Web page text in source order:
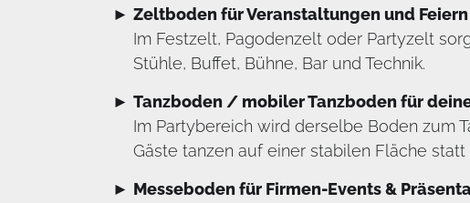
Zeltboden für Veranstaltungen und Feiern
Im Festzelt, Pagodenzelt oder Partyzelt
Stühle, Buffet, Bühne, Bar und Technik.
Tanzboden / mobiler Tanzboden für
Im Partybereich wird derselbe Boden zum
Gäste tanzen auf einer stabilen Fläche
Messeboden für Firmen-Events &